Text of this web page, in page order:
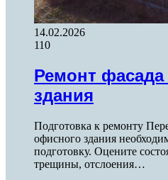
14.02.2026
110
Ремонт
здания
Подготовка к ремонту
офисного здания
подготовку. Оцените
трещины, отслоения…